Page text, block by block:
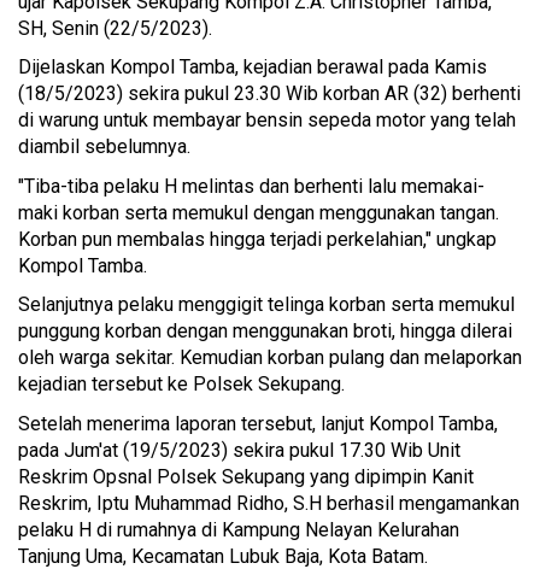
SH, Senin (22/5/2023).
Dijelaskan Kompol Tamba, kejadian berawal pada Kamis
(18/5/2023) sekira pukul 23.30 Wib korban AR (32) berhenti
di warung untuk membayar bensin sepeda motor yang telah
diambil sebelumnya.
"Tiba-tiba pelaku H melintas dan berhenti lalu memakai-
maki korban serta memukul dengan menggunakan tangan.
Korban pun membalas hingga terjadi perkelahian," ungkap
Kompol Tamba.
Selanjutnya pelaku menggigit telinga korban serta memukul
punggung korban dengan menggunakan broti, hingga dilerai
oleh warga sekitar. Kemudian korban pulang dan melaporkan
kejadian tersebut ke Polsek Sekupang.
Setelah menerima laporan tersebut, lanjut Kompol Tamba,
pada Jum'at (19/5/2023) sekira pukul 17.30 Wib Unit
Reskrim Opsnal Polsek Sekupang yang dipimpin Kanit
Reskrim, Iptu Muhammad Ridho, S.H berhasil mengamankan
pelaku H di rumahnya di Kampung Nelayan Kelurahan
Tanjung Uma, Kecamatan Lubuk Baja, Kota Batam.